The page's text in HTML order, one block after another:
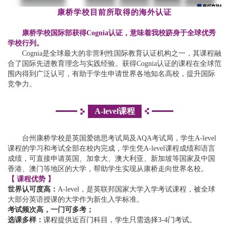
康桥学校目前所取得的海外认证
康桥学校国际部获得Cognia认证，意味着我校跻身于全球优秀
学校行列。
Cognia是全球最大的非营利性国际教育认证机构之一，其课程融
合了国际先进教育理念与实践经验。获得Cognia认证的课程在全球范
围内得到广泛认可，有助于学生申请世界各地知名高校，提升国际
竞争力。
A-level课程
台州康桥学校是英国爱徳思考试局及AQA考试局，学生A-level
课程的学习和考试全部在校内完成，学生凭A-level课程成绩和语言
成绩，可直接申请英国、加拿大、澳大利亚、新加坡等国家及中国
香港、澳门等地区的大学，帮助学生实现从康桥走向世界名校。
【 课程优势 】
世界认可度高： A-level，是英联邦国家大学入学考试课程，被全球
大部分英语授课的大学作为新生入学标准。
考试频次高，一门可多考；
选课多样： 课程提供近百门科目，学生只需选择3-4门考试。